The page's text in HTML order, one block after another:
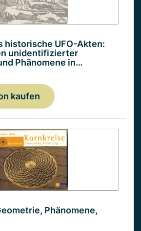
historische UFO-Akten:
unidentifizierter
Phänomene in…
kaufen
Phänomene,